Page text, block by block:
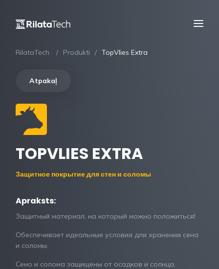
RilataTech Produkti TopVlies Extra
Atpakaļ
TOPVLIES EXTRA
Защитное покрытие для стен и соломы
Apraksts:
Защитный материал, на который можно положиться!
Обеспечивает идеальные условия для хранения сена
и соломы.
Сено и солома защищены от осадков и солнца.